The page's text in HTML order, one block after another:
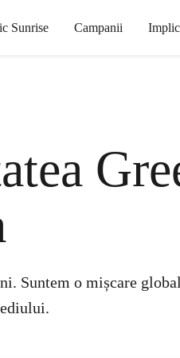
Sunrise Campanii
Suntem o mișcare